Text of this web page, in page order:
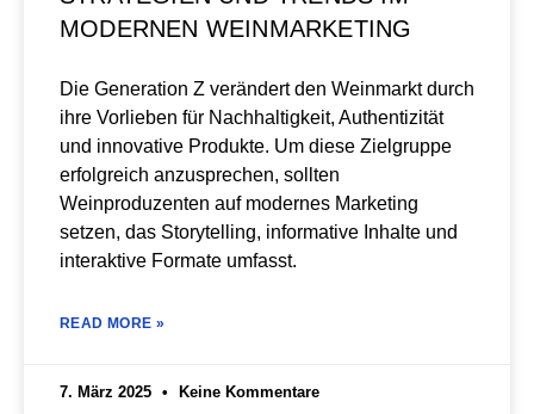
MODERNEN WEINMARKETING
Die Generation Z verändert den Weinmarkt durch
ihre Vorlieben für Nachhaltigkeit, Authentizität
und innovative Produkte. Um diese Zielgruppe
erfolgreich anzusprechen, sollten
Weinproduzenten auf modernes Marketing
setzen, das Storytelling, informative Inhalte und
interaktive Formate umfasst.
READ MORE »
7. März 2025 Keine Kommentare